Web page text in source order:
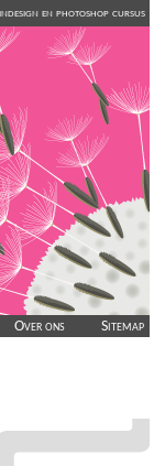
en photoshop cursus
Sitemap
Over ons